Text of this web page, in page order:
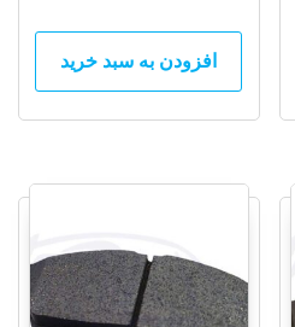
افزودن به سبد خرید